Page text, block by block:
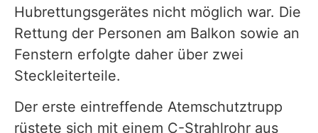
Hubrettungsgerätes nicht möglich war. Die
Rettung der Personen am Balkon sowie an
Fenstern erfolgte daher über zwei
Steckleiterteile.
Der erste eintreffende Atemschutztrupp
rüstete sich mit einem C-Strahlrohr aus